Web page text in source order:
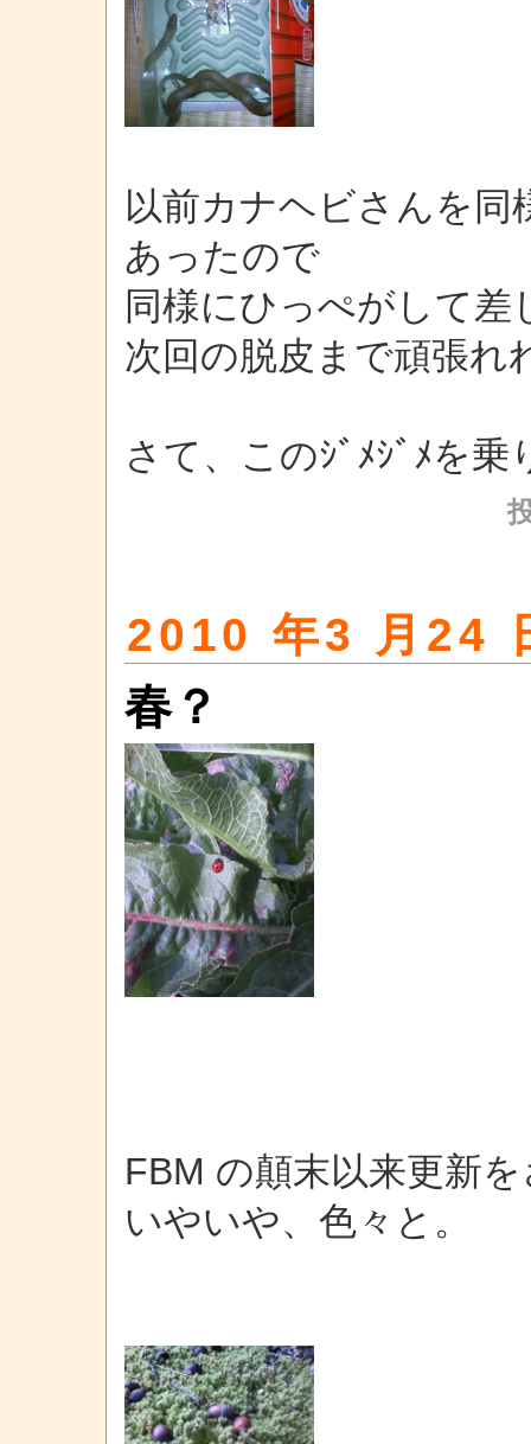
以前カナヘビさんを同
あったので
同様にひっぺがして差
次回の脱皮まで頑張れ
さて、このｼﾞﾒｼﾞﾒを乗
2010 年3 月24
春？
FBM の顛末以来更新
いやいや、色々と。